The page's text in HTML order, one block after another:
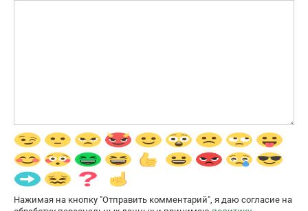
Нажимая на кнопку "Отправить комментарий", я даю согласие на